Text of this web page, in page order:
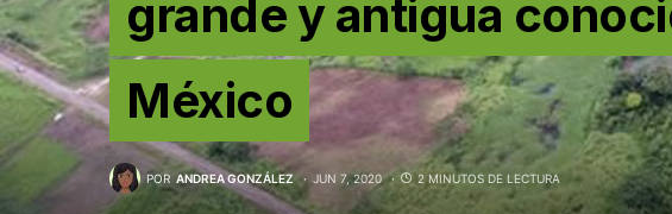
grande y antigua
México
POR ANDREA GONZÁLEZ JUN 7, 2020 2 MINUTOS DE LECTURA